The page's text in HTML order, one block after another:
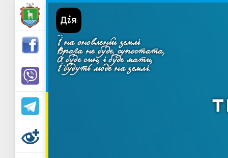
...
І на оновленій землі
Врага не буде, супостата,
А буде син, і буде мати,
І будуть люде на землі.